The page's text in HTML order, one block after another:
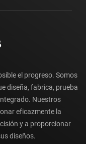
el progreso. Somos
diseña, fabrica, prueba
Nuestros
eficazmente la
y a proporcionar
diseños.